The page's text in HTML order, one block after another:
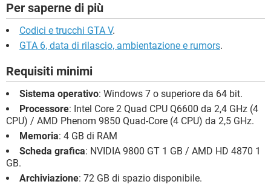
Per saperne di più
Codici e trucchi GTA V.
GTA 6, data di rilascio, ambientazione e rumors.
Requisiti minimi
Sistema operativo: Windows 7 o superiore da 64 bit.
Processore: Intel Core 2 Quad CPU Q6600 da 2,4 GHz (4
CPU) / AMD Phenom 9850 Quad-Core (4 CPU) da 2,5 GHz.
Memoria: 4 GB di RAM
Scheda grafica: NVIDIA 9800 GT 1 GB / AMD HD 4870 1
GB.
Archiviazione: 72 GB di spazio disponibile.